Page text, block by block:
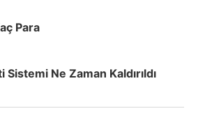
Para
Ne Zaman Kaldırıldı